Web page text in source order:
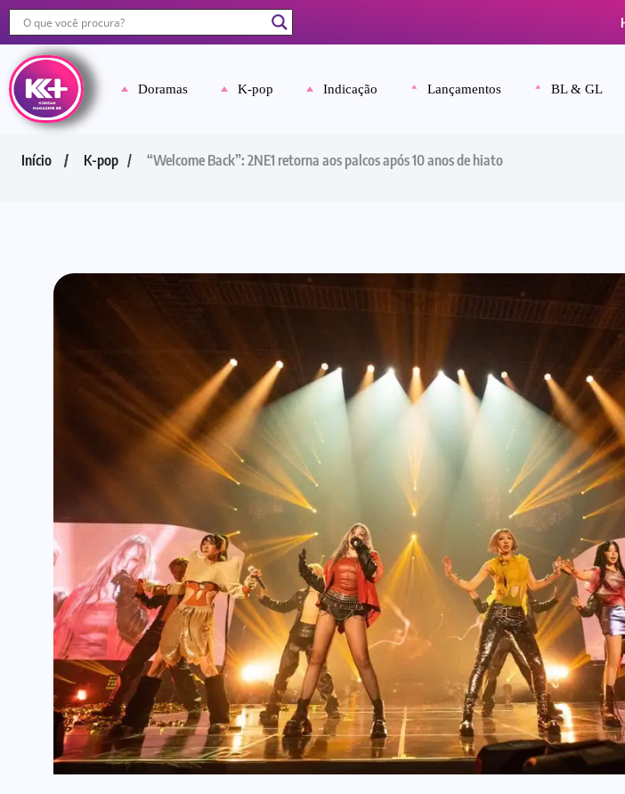
Doramas K-pop Indicação Lançamentos BL & GL
Início K-pop “Welcome Back”: 2NE1 retorna aos palcos após 10 anos de hiato